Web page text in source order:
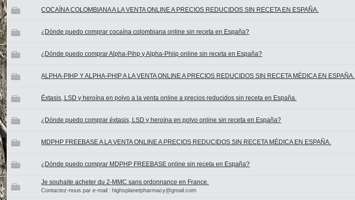
COCAÍNA COLOMBIANA A LA VENTA ONLINE A PRECIOS REDUCIDOS SIN RECETA EN ESPAÑA.
¿Dónde puedo comprar cocaína colombiana online sin receta en España?
¿Dónde puedo comprar Alpha-Pihp y Alpha-Phiip online sin receta en España?
ALPHA-PIHP Y ALPHA-PHIP A LA VENTA ONLINE A PRECIOS REDUCIDOS SIN RECETA MÉDICA EN ESPAÑA.
Éxtasis, LSD y heroína en polvo a la venta online a precios reducidos sin receta en España.
¿Dónde puedo comprar éxtasis, LSD y heroína en polvo online sin receta en España?
MDPHP FREEBASE A LA VENTA ONLINE A PRECIOS REDUCIDOS SIN RECETA MÉDICA EN ESPAÑA.
¿Dónde puedo comprar MDPHP FREEBASE online sin receta en España?
Je souhaite acheter du 2-MMC sans ordonnance en France.
Contactez-nous par e-mail : highsplanetpharmacy@gmail.com